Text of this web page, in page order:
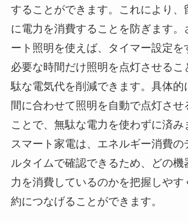
することができます。これにより、
に電力を消費することを防ぎます。
ート照明を使えば、タイマー設定を
必要な時間だけ照明を点灯させるこ
駄な電気代を削減できます。具体的
間に合わせて照明を自動で点灯させ
ことで、無駄な電力を使わずに済み
スマート家電は、エネルギー消費の
ルタイムで確認できるため、どの機
力を消費しているのかを把握しやす
約につなげることができます。